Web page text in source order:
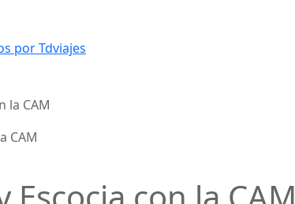
por Tdviajes
la CAM